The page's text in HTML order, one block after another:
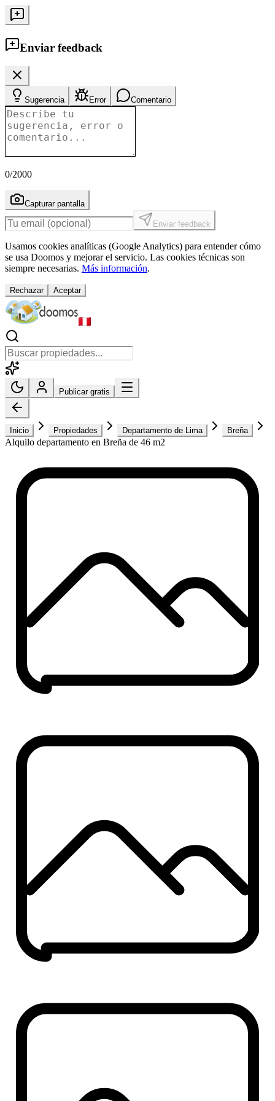
Enviar feedback
Sugerencia Error Comentario
0/2000
Capturar pantalla
Enviar feedback
Usamos cookies analíticas (Google Analytics) para entender cómo
se usa Doomos y mejorar el servicio. Las cookies técnicas son
siempre necesarias. Más información.
Rechazar Aceptar
Publicar gratis
Inicio Propiedades Departamento de Lima Breña
Alquilo departamento en Breña de 46 m2